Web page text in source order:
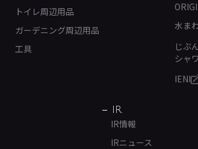
トイレ周辺用品
ガーデニング周辺用品
工具
水ま
じぶ
シャ
IENI
IR
IR情報
IRニュース